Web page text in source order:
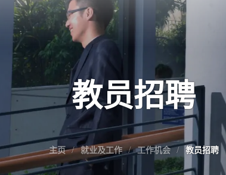
教员招聘
主页 就业及工作 工作机会 教员招聘